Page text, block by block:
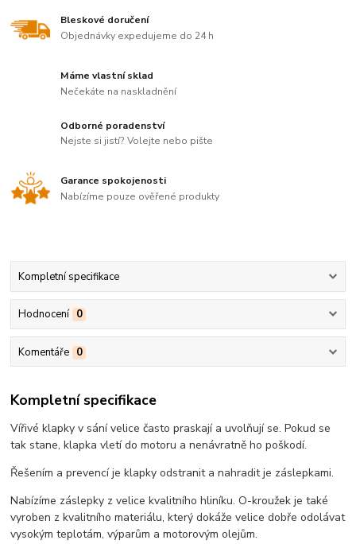
Bleskové doručení
Objednávky expedujeme do 24 h
Máme vlastní sklad
Nečekáte na naskladnění
Odborné poradenství
Nejste si jistí? Volejte nebo pište
Garance spokojenosti
Nabízíme pouze ověřené produkty
Kompletní specifikace
Hodnocení 0
Komentáře 0
Kompletní specifikace
Vířivé klapky v sání velice často praskají a uvolňují se. Pokud se
tak stane, klapka vletí do motoru a nenávratně ho poškodí.
Řešením a prevencí je klapky odstranit a nahradit je záslepkami.
Nabízíme záslepky z velice kvalitního hliníku. O-kroužek je také
vyroben z kvalitního materiálu, který dokáže velice dobře odolávat
vysokým teplotám, výparům a motorovým olejům.